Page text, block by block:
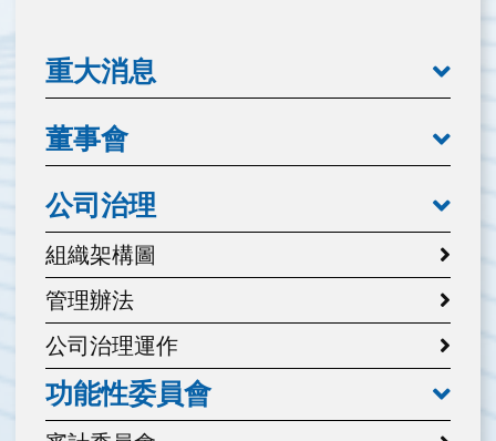
重大消息
董事會
公司治理
組織架構圖
管理辦法
公司治理運作
功能性委員會